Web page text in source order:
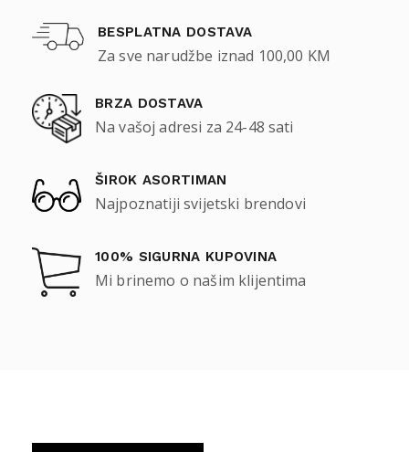
BESPLATNA DOSTAVA
Za sve narudžbe iznad 100,00 KM
BRZA DOSTAVA
Na vašoj adresi za 24-48 sati
ŠIROK ASORTIMAN
Najpoznatiji svijetski brendovi
100% SIGURNA KUPOVINA
Mi brinemo o našim klijentima